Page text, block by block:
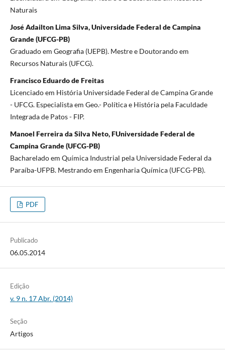
Naturais
José Adailton Lima Silva, Universidade Federal de Campina
Grande (UFCG-PB)
Graduado em Geografia (UEPB). Mestre e Doutorando em
Recursos Naturais (UFCG).
Francisco Eduardo de Freitas
Licenciado em História Universidade Federal de Campina Grande
- UFCG. Especialista em Geo.- Política e História pela Faculdade
Integrada de Patos - FIP.
Manoel Ferreira da Silva Neto, FUniversidade Federal de
Campina Grande (UFCG-PB)
Bacharelado em Química Industrial pela Universidade Federal da
Paraíba-UFPB. Mestrando em Engenharia Química (UFCG-PB).
PDF
Publicado
06.05.2014
Edição
v. 9 n. 17 Abr. (2014)
Seção
Artigos